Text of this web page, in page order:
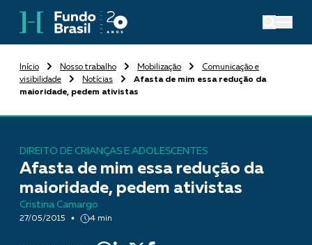
Início Nosso trabalho Mobilização
Comunicação e
visibilidade
Notícias
Afasta de mim essa redução da
maioridade, pedem ativistas
DIREITO DE CRIANÇAS E ADOLESCENTES
Afasta de mim essa redução da
maioridade, pedem ativistas
Cristina Camargo
27/05/2015 4 min